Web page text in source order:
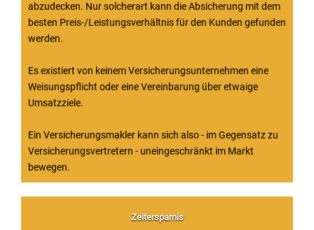
abzudecken. Nur solcherart kann die Absicherung mit dem
besten Preis-/Leistungsverhältnis für den Kunden gefunden
werden.
Es existiert von keinem Versicherungsunternehmen eine
Weisungspflicht oder eine Vereinbarung über etwaige
Umsatzziele.
Ein Versicherungsmakler kann sich also - im Gegensatz zu
Versicherungsvertretern - uneingeschränkt im Markt
bewegen.
Zeitersparnis